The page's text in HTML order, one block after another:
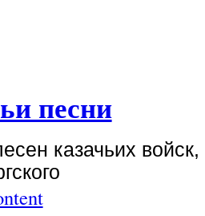
песни
казачьих